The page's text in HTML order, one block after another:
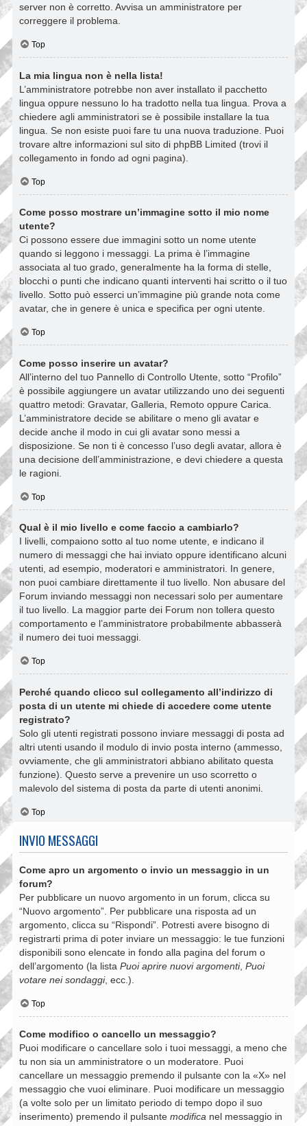
server non è corretto. Avvisa un amministratore per
correggere il problema.
Top
La mia lingua non è nella lista!
L’amministratore potrebbe non aver installato il pacchetto
lingua oppure nessuno lo ha tradotto nella tua lingua. Prova a
chiedere agli amministratori se è possibile installare la tua
lingua. Se non esiste puoi fare tu una nuova traduzione. Puoi
trovare altre informazioni sul sito di phpBB Limited (trovi il
collegamento in fondo ad ogni pagina).
Top
Come posso mostrare un’immagine sotto il mio nome
utente?
Ci possono essere due immagini sotto un nome utente
quando si leggono i messaggi. La prima è l’immagine
associata al tuo grado, generalmente ha la forma di stelle,
blocchi o punti che indicano quanti interventi hai scritto o il tuo
livello. Sotto può esserci un’immagine più grande nota come
avatar, che in genere è unica e specifica per ogni utente.
Top
Come posso inserire un avatar?
All’interno del tuo Pannello di Controllo Utente, sotto “Profilo”
è possibile aggiungere un avatar utilizzando uno dei seguenti
quattro metodi: Gravatar, Galleria, Remoto oppure Carica.
L’amministratore decide se abilitare o meno gli avatar e
decide anche il modo in cui gli avatar sono messi a
disposizione. Se non ti è concesso l’uso degli avatar, allora è
una decisione dell’amministrazione, e devi chiedere a questa
le ragioni.
Top
Qual è il mio livello e come faccio a cambiarlo?
I livelli, compaiono sotto al tuo nome utente, e indicano il
numero di messaggi che hai inviato oppure identificano alcuni
utenti, ad esempio, moderatori e amministratori. In genere,
non puoi cambiare direttamente il tuo livello. Non abusare del
Forum inviando messaggi non necessari solo per aumentare
il tuo livello. La maggior parte dei Forum non tollera questo
comportamento e l’amministratore probabilmente abbasserà
il numero dei tuoi messaggi.
Top
Perché quando clicco sul collegamento all’indirizzo di
posta di un utente mi chiede di accedere come utente
registrato?
Solo gli utenti registrati possono inviare messaggi di posta ad
altri utenti usando il modulo di invio posta interno (ammesso,
ovviamente, che gli amministratori abbiano abilitato questa
funzione). Questo serve a prevenire un uso scorretto o
malevolo del sistema di posta da parte di utenti anonimi.
Top
INVIO MESSAGGI
Come apro un argomento o invio un messaggio in un
forum?
Per pubblicare un nuovo argomento in un forum, clicca su
“Nuovo argomento”. Per pubblicare una risposta ad un
argomento, clicca su “Rispondi”. Potresti avere bisogno di
registrarti prima di poter inviare un messaggio: le tue funzioni
disponibili sono elencate in fondo alla pagina del forum o
dell’argomento (la lista Puoi aprire nuovi argomenti, Puoi
votare nei sondaggi, ecc.).
Top
Come modifico o cancello un messaggio?
Puoi modificare o cancellare solo i tuoi messaggi, a meno che
tu non sia un amministratore o un moderatore. Puoi
cancellare un messaggio premendo il pulsante con la «X» nel
messaggio che vuoi eliminare. Puoi modificare un messaggio
(a volte solo per un limitato periodo di tempo dopo il suo
inserimento) premendo il pulsante modifica nel messaggio in